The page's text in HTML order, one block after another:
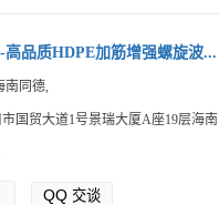
高品质HDPE加筋增强螺旋波...
南同德,
国贸大道1号景瑞大厦A座19层海
QQ 交谈